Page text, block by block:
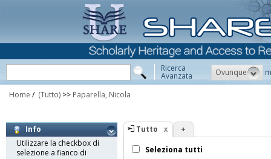
Ricerca
Avanzata Ovunque
Home / (Tutto) >> Paparella, Nicola
Info
Utilizzare la checkbox di
selezione a fianco di
Tutto +
Seleziona tutti